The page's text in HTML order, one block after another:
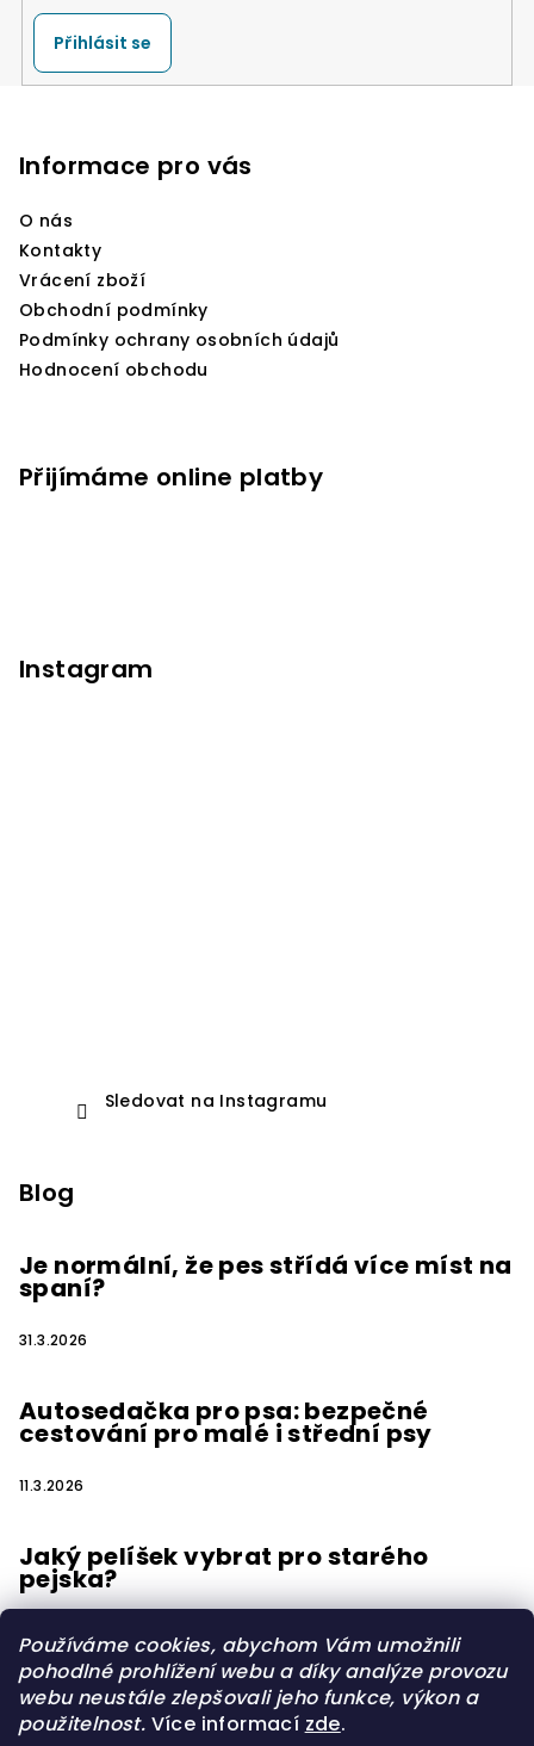
Používáme cookies, abychom Vám umožnili
pohodlné prohlížení webu a díky analýze provozu
webu neustále zlepšovali jeho funkce, výkon a
použitelnost. Více informací zde.
Přihlásit se
Informace pro vás
O nás
Kontakty
Vrácení zboží
Obchodní podmínky
Podmínky ochrany osobních údajů
Hodnocení obchodu
Přijímáme online platby
Instagram
Sledovat na Instagramu
Blog
Je normální, že pes střídá více míst na
spaní?
31.3.2026
Autosedačka pro psa: bezpečné
cestování pro malé i střední psy
11.3.2026
Jaký pelíšek vybrat pro starého
pejska?
15.2.2026
Vytvořilo s